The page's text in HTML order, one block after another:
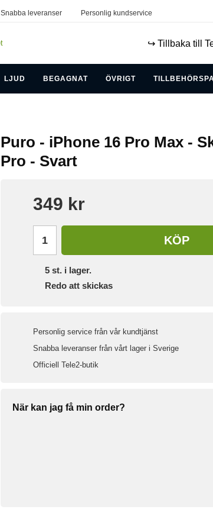
Snabba leveranser Personlig kundservice
↪️ Tillbaka till
LJUD BEGAGNAT ÖVRIGT
Puro - iPhone 16 Pro Max -
Pro - Svart
349 kr
KÖP
5st. i lager.
Redo att skickas
Personlig service från vår kundtjänst
Snabba leveranser från vårt lager i Sverige
Officiell Tele2-butik
När kan jag få min order?